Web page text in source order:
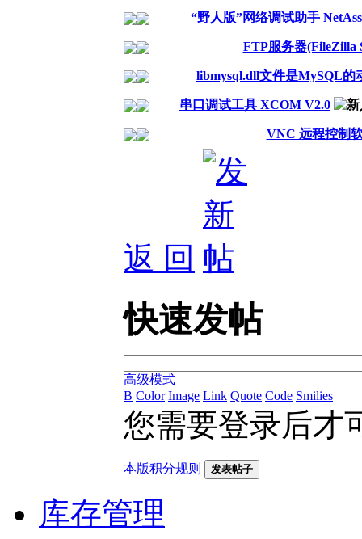
“野人版”网络调试助手
FTP服务器(FileZilla
libmysql.dll文件是MySQL的
串口调试工具 XCOM V2.0
VNC 远程控制
返 回
快速发帖
高级模式
B Color Image Link Quote Code Smilies
您需要登录后才
本版积分规则 发表帖子
库存管理